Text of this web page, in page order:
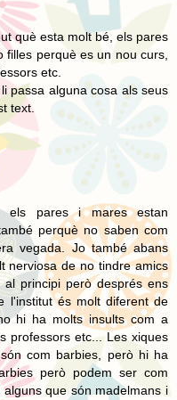
què esta molt bé, els pares
perquè es un nou curs,
etc.
passa alguna cosa als seus
text.
els pares i mares estan
perquè no saben com
vegada. Jo també abans
nerviosa de no tindre amics
principi però després ens
l'institut és molt diferent de
hi ha molts insults com a
professors etc... Les xiques
com barbies, però hi ha
però podem ser com
que són madelmans i